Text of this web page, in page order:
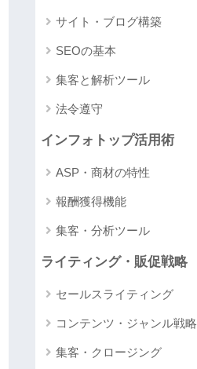
サイト・ブログ構築
SEOの基本
集客と解析ツール
法令遵守
インフォトップ活用術
ASP・商材の特性
報酬獲得機能
集客・分析ツール
ライティング・販促戦略
セールスライティング
コンテンツ・ジャンル戦略
集客・クロージング